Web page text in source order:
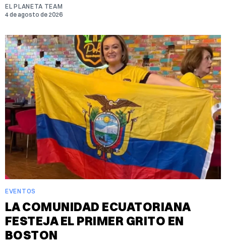
EL PLANETA TEAM
4 de agosto de 2026
EVENTOS
LA COMUNIDAD ECUATORIANA
FESTEJA EL PRIMER GRITO EN
BOSTON